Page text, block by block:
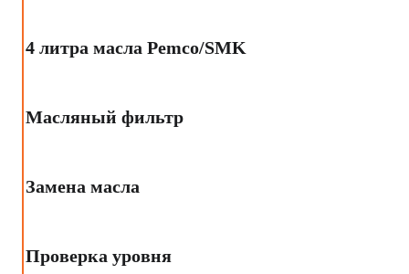
4 литра масла Pemco/SMK
Масляный фильтр
Замена масла
Проверка уровня